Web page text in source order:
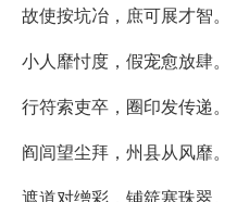
故使按坑冶，庶可展才智。
小人靡忖度，假宠愈放肆。
行符索吏卒，圈印发传递。
阎闾望尘拜，州县从风靡。
遮道对缯彩，铺筵塞珠翠。